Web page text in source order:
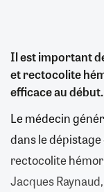
Il est important
et rectocolite
efficace au début.
Le médecin
dans le dépistage
rectocolite
Jacques